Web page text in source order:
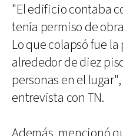
"El edificio contaba
tenía permiso de
Lo que colapsó fue
alrededor de diez
personas en el
entrevista con TN.